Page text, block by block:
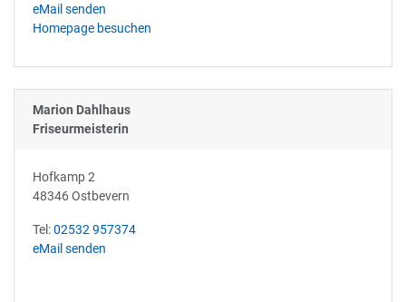
eMail senden
Homepage besuchen
Marion Dahlhaus
Friseurmeisterin
Hofkamp 2
48346 Ostbevern
Tel:02532 957374
eMail senden